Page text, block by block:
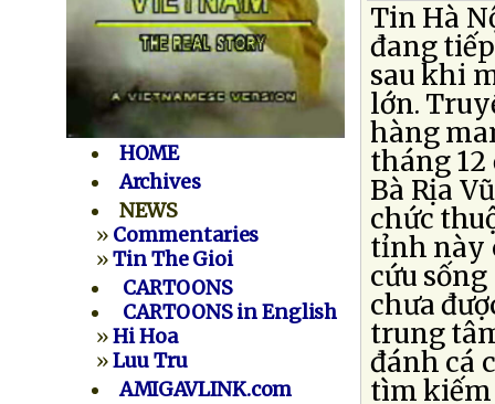
HOME
Archives
NEWS
» Commentaries
»Tin The Gioi
CARTOONS
CARTOONS in English
»Hi Hoa
»Luu Tru
AMIGAVLINK.com
Tin Hà
đang
sau khi
lớn.
hàng
tháng
Bà Rịa
chức
tỉnh này
cứu
chưa
trung
đánh cá
tìm kiếm